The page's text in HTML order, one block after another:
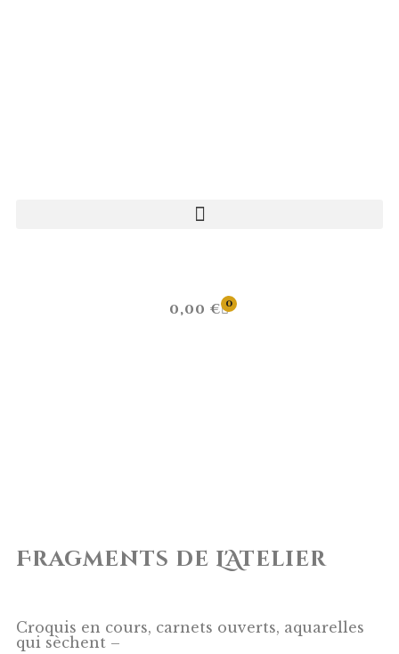
0,00 € 0
Fragments de L'Atelier
Croquis en cours, carnets ouverts, aquarelles
qui sèchent –